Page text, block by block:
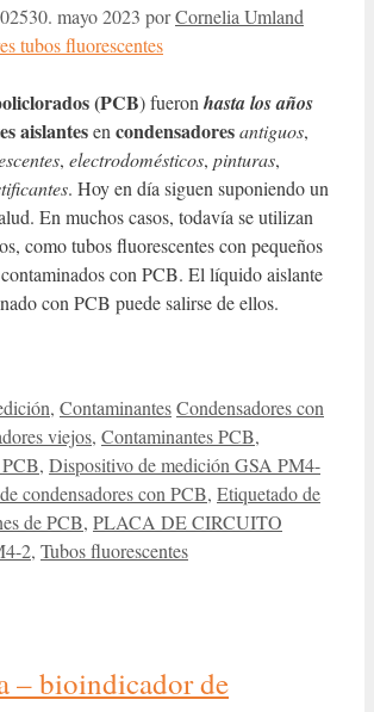
30. mayo 2023 porCornelia Umland
(PCB) fueron hasta los años
aislantesen condensadoresantiguos,
, electrodomésticos, pinturas,
. Hoy en día siguen suponiendo un
En muchos casos, todavía se utilizan
como tubos fluorescentes con pequeños
con PCB. El líquido aislante
con PCB puede salirse de ellos.
, ContaminantesEtiquetas
Condensadores con
viejos, Contaminantes PCB,
, Dispositivo de medición GSA PM4-
condensadores con PCB, Etiquetado de
de PCB, PLACA DE CIRCUITO
2, Tubos fluorescentes
– bioindicador de